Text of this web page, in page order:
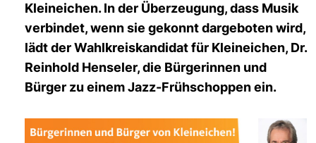
Kleineichen. In der Überzeugung, dass Musik
verbindet, wenn sie gekonnt dargeboten wird,
lädt der Wahlkreiskandidat für Kleineichen, Dr.
Reinhold Henseler, die Bürgerinnen und
Bürger zu einem Jazz-Frühschoppen ein.